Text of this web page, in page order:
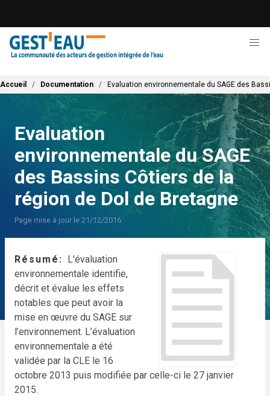
contenu
principal
Fil d'Ariane
Accueil Documentation Evaluation environnementale du SAGE des
Evaluation
environnementale du SAGE
des Bassins Côtiers de la
région de Dol de Bretagne
Page mise à jour le 21/12/2016
Résumé
L'évaluation
environnementale identifie,
décrit et évalue les effets
notables que peut avoir la
mise en œuvre du SAGE sur
l’environnement. L’évaluation
environnementale a été
validée par la CLE le 16
octobre 2013 puis modifiée par celle-ci le 27 janvier
2015.